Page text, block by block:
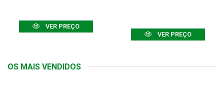
VER PREÇO
VER PREÇO
OS MAIS VENDIDOS